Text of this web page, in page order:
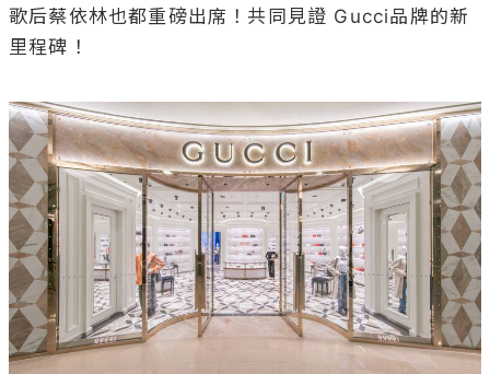
歌后蔡依林也都重磅出席！共同見證 Gucci品牌的新
里程碑！